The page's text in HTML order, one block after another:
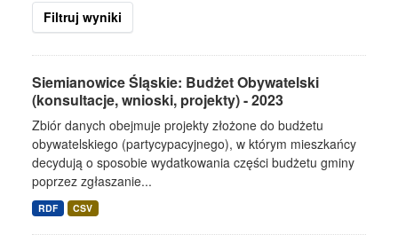
Filtruj wyniki
Siemianowice Śląskie: Budżet Obywatelski
(konsultacje, wnioski, projekty) - 2023
Zbiór danych obejmuje projekty złożone do budżetu
obywatelskiego (partycypacyjnego), w którym mieszkańcy
decydują o sposobie wydatkowania części budżetu gminy
poprzez zgłaszanie...
RDF CSV